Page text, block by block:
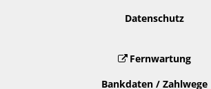
Datenschutz
Fernwartung
Bankdaten / Zahlwege